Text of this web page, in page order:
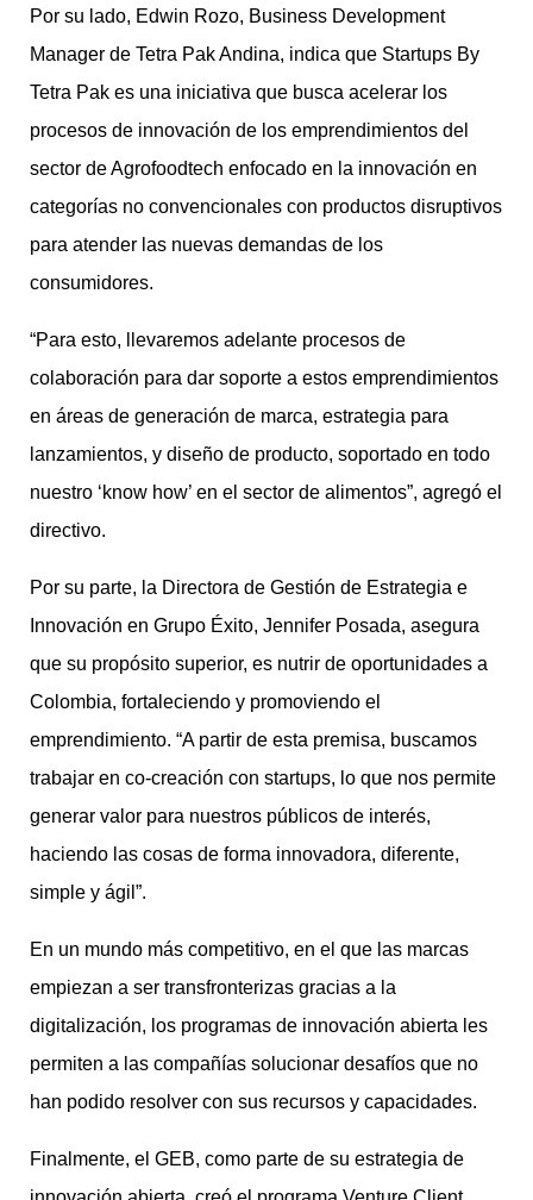
Por su lado, Edwin Rozo, Business Development
Manager de Tetra Pak Andina, indica que Startups By
Tetra Pak es una iniciativa que busca acelerar los
procesos de innovación de los emprendimientos del
sector de Agrofoodtech enfocado en la innovación en
categorías no convencionales con productos disruptivos
para atender las nuevas demandas de los
consumidores.
“Para esto, llevaremos adelante procesos de
colaboración para dar soporte a estos emprendimientos
en áreas de generación de marca, estrategia para
lanzamientos, y diseño de producto, soportado en todo
nuestro ‘know how’ en el sector de alimentos”, agregó el
directivo.
Por su parte, la Directora de Gestión de Estrategia e
Innovación en Grupo Éxito, Jennifer Posada, asegura
que su propósito superior, es nutrir de oportunidades a
Colombia, fortaleciendo y promoviendo el
emprendimiento. “A partir de esta premisa, buscamos
trabajar en co-creación con startups, lo que nos permite
generar valor para nuestros públicos de interés,
haciendo las cosas de forma innovadora, diferente,
simple y ágil”.
En un mundo más competitivo, en el que las marcas
empiezan a ser transfronterizas gracias a la
digitalización, los programas de innovación abierta les
permiten a las compañías solucionar desafíos que no
han podido resolver con sus recursos y capacidades.
Finalmente, el GEB, como parte de su estrategia de